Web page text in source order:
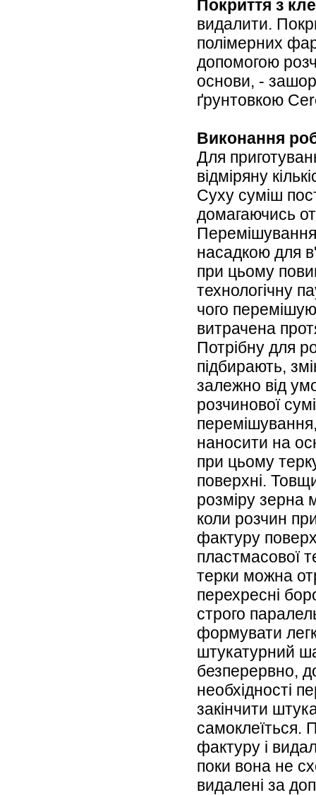
Покриття з
видалити.
полімерних
допомогою
основи, -
ґрунтовкою
Виконання
Для
відміряну
Суху суміш
домагаючись
насадкою для
при цьому
технологічну
чого
витрачена
Потрібну для
підбирають,
залежно від
розчинової
наносити на
при цьому
поверхні.
розміру зерна
коли розчин
фактуру
пластмасової
терки можна
перехресні
строго
формувати
штукатурний
безперервно,
необхідності
закінчити
самоклеїться.
фактуру і
поки вона не
видалені за